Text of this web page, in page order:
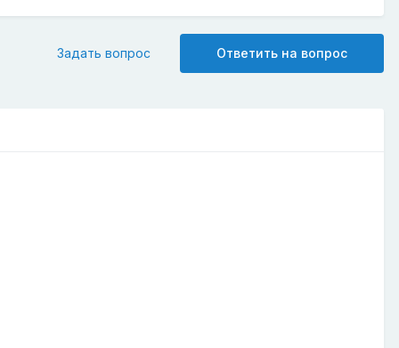
Ответить на вопрос
Задать вопрос